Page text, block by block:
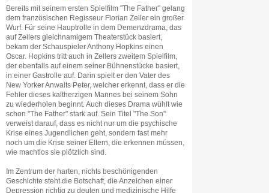
Bereits mit seinem ersten Spielfilm "The Father" gelang
dem französischen Regisseur Florian Zeller ein großer
Wurf. Für seine Hauptrolle in dem Demenzdrama, das
auf Zellers gleichnamigem Theaterstück basiert,
bekam der Schauspieler Anthony Hopkins einen
Oscar. Hopkins tritt auch in Zellers zweitem Spielfilm,
der ebenfalls auf einem seiner Bühnenstücke basiert,
in einer Gastrolle auf. Darin spielt er den Vater des
New Yorker Anwalts Peter, welcher erkennt, dass er die
Fehler dieses kaltherzigen Mannes bei seinem Sohn
zu wiederholen beginnt. Auch dieses Drama wühlt wie
schon "The Father" stark auf. Sein Titel "The Son"
verweist darauf, dass es nicht nur um die psychische
Krise eines Jugendlichen geht, sondern fast mehr
noch um die Krise seiner Eltern, die erkennen müssen,
wie machtlos sie plötzlich sind.
Im Zentrum der harten, nichts beschönigenden
Geschichte steht die Botschaft, die Anzeichen einer
Depression richtig zu deuten und medizinische Hilfe